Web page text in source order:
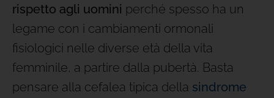
rispetto agli uomini perché spesso ha un
legame con i cambiamenti ormonali
fisiologici nelle diverse età della vita
femminile, a partire dalla pubertà. Basta
pensare alla cefalea tipica della sindrome